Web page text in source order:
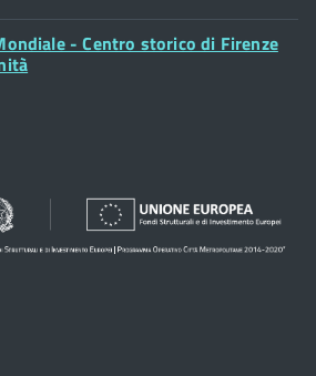
- Centro storico di Firenze